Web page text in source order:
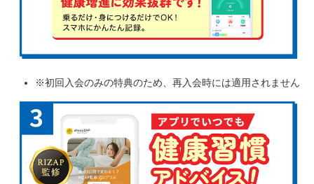
※初回入会のみの特典のため、再入会時には適用されません